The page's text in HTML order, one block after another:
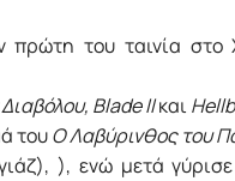
του ταινία στο
Blade IIκαι
τουΟ Λαβύρινθος του
), ενώ μετά